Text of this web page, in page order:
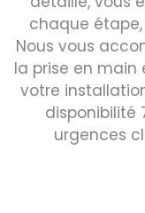
chaque étape,
Nous vous
la prise en main
votre
disponibilité
urgences